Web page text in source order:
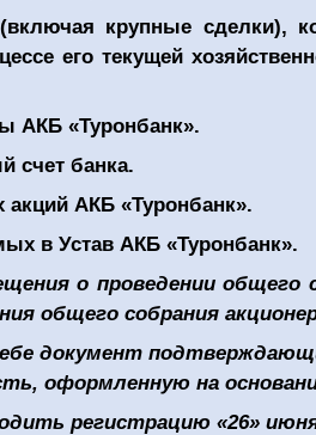
крупные сделки),
его текущей
АКБ «Туронбанк».
счет банка.
АКБ «Туронбанк».
в Устав АКБ «Туронбанк».
о проведении общего
общего собрания
документ
оформленную на
регистрацию «26»